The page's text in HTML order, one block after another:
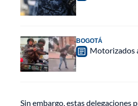
BOGOTÁ
Motorizados
Sin embargo, estas delegaciones